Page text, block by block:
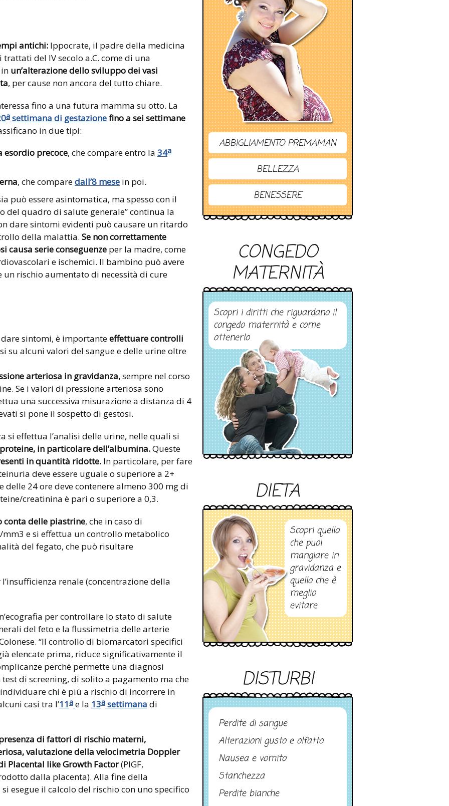
antichi: Ippocrate, il padre della medicina
del IV secolo a.C. come di una
un’alterazione dello sviluppo dei vasi
, per cause non ancora del tutto chiare.
fino a una futura mamma su otto. La
a settimana di gestazionefino a sei settimane
in due tipi:
esordio precoce, che compare entro la 34a
, che comparedall’8 mese in poi.
può essere asintomatica, ma spesso con il
del quadro di salute generale” continua la
dare sintomi evidenti può causare un ritardo
della malattia. Se non correttamente
causa serie conseguenze per la madre, come
e ischemici. Il bambino può avere
un rischio aumentato di necessità di cure
sintomi, è importanteeffettuare controlli
su alcuni valori del sangue e delle urine oltre
arteriosa in gravidanza,sempre nel corso
Se i valori di pressione arteriosa sono
una successiva misurazione a distanza di 4
si pone il sospetto di gestosi.
si effettua l’analisi delle urine, nelle quali si
in particolare dell’albumina.Queste
in quantità ridotte. In particolare, per fare
deve essere uguale o superiore a 2+
24 ore deve contenere almeno 300 mg di
creatinina è pari o superiore a 0,3.
conta delle piastrine, che in caso di
e si effettua un controllo metabolico
del fegato, che può risultare
renale (concentrazione della
per controllare lo stato di salute
del feto e la flussimetria delle arterie
“Il controllo di biomarcatori specifici
elencate prima, riduce significativamente il
perché permette una diagnosi
di screening, di solito a pagamento ma che
chi è più a rischio di incorrere in
casi tra l’11a e la 13a settimana di
di fattori di rischio materni,
valutazione della velocimetria Doppler
Placental like Growth Factor(PlGF,
dalla placenta). Alla fine della
esegue il calcolo del rischio con uno specifico
ABBIGLIAMENTO PREMAMAN
BELLEZZA
BENESSERE
CONGEDO
MATERNITÀ
Scopri i diritti che riguardano il
congedo maternità e come
ottenerlo
DIETA
Scopri quello
che puoi
mangiare in
gravidanza e
quello che è
meglio
evitare
DISTURBI
Perdite di sangue
Alterazioni gusto e olfatto
Nausea e vomito
Stanchezza
Perdite bianche